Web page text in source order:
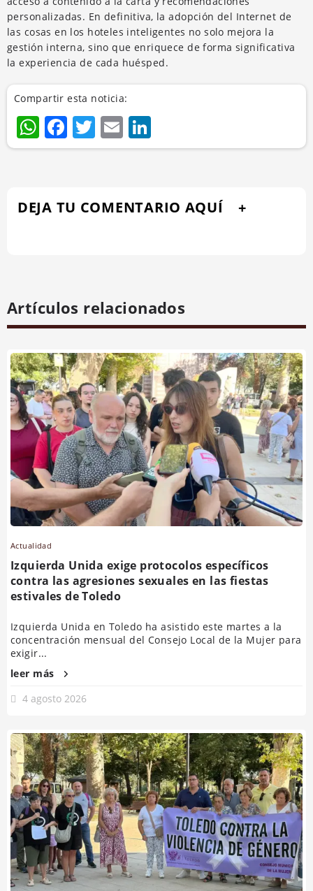
personalizadas. En definitiva, la adopción del Internet de
las cosas en los hoteles inteligentes no solo mejora la
gestión interna, sino que enriquece de forma significativa
la experiencia de cada huésped.
Compartir esta noticia:
WhatsApp
Facebook
Twitter
Email
DEJA TU COMENTARIO AQUÍ
Artículos relacionados
Actualidad
Izquierda Unida exige protocolos específicos
contra las agresiones sexuales en las fiestas
estivales de Toledo
Izquierda Unida en Toledo ha asistido este martes a la
concentración mensual del Consejo Local de la Mujer para
exigir...
leer más
4 agosto 2026